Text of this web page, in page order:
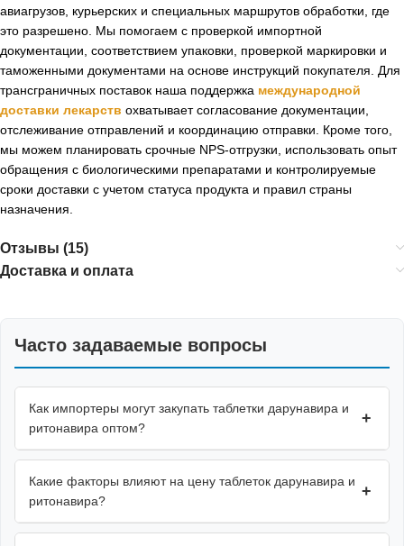
авиагрузов, курьерских и специальных маршрутов обработки, где
это разрешено. Мы помогаем с проверкой импортной
документации, соответствием упаковки, проверкой маркировки и
таможенными документами на основе инструкций покупателя. Для
трансграничных поставок наша поддержка международной
доставки лекарств охватывает согласование документации,
отслеживание отправлений и координацию отправки. Кроме того,
мы можем планировать срочные NPS-отгрузки, использовать опыт
обращения с биологическими препаратами и контролируемые
сроки доставки с учетом статуса продукта и правил страны
назначения.
Отзывы (15)
Доставка и оплата
Часто задаваемые вопросы
Как импортеры могут закупать таблетки дарунавира и
ритонавира оптом?
+
Какие факторы влияют на цену таблеток дарунавира и
ритонавира?
+